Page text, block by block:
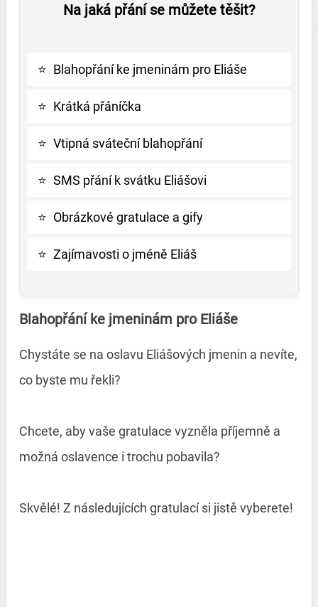
Na jaká přání se můžete těšit?
⭐ Blahopřání ke jmeninám pro Eliáše
⭐ Krátká přáníčka
⭐ Vtipná sváteční blahopřání
⭐ SMS přání k svátku Eliášovi
⭐ Obrázkové gratulace a gify
⭐ Zajímavosti o jméně Eliáš
Blahopřání ke jmeninám pro Eliáše
Chystáte se na oslavu Eliášových jmenin a nevíte,
co byste mu řekli?
Chcete, aby vaše gratulace vyzněla příjemně a
možná oslavence i trochu pobavila?
Skvělé! Z následujících gratulací si jistě vyberete!